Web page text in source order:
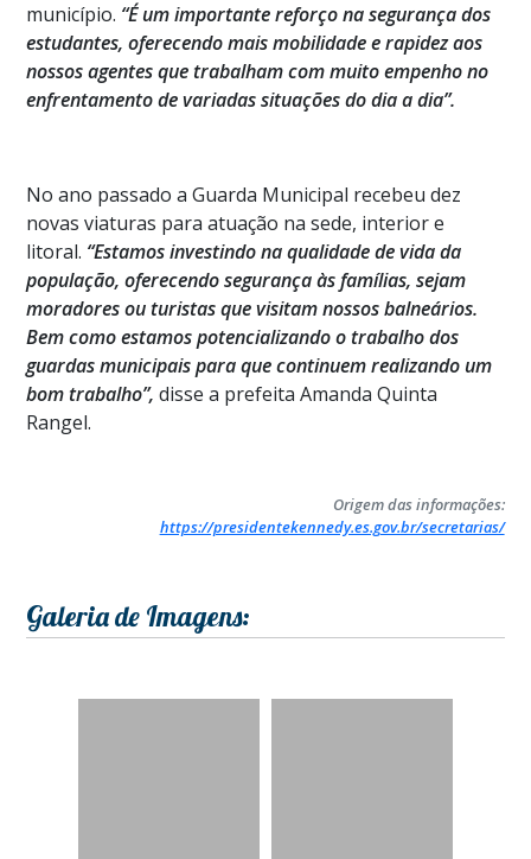
município. “É um importante reforço na segurança dos
estudantes, oferecendo mais mobilidade e rapidez aos
nossos agentes que trabalham com muito empenho no
enfrentamento de variadas situações do dia a dia”.
No ano passado a Guarda Municipal recebeu dez
novas viaturas para atuação na sede, interior e
litoral. “Estamos investindo na qualidade de vida da
população, oferecendo segurança às famílias, sejam
moradores ou turistas que visitam nossos balneários.
Bem como estamos potencializando o trabalho dos
guardas municipais para que continuem realizando um
bom trabalho”, disse a prefeita Amanda Quinta
Rangel.
Origem das informações:
https://presidentekennedy.es.gov.br/secretarias/
Galeria de Imagens: